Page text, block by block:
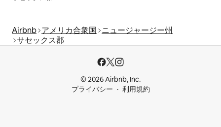
Airbnb アメリカ合衆国 ニュージャージー州
サセックス郡
© 2026 Airbnb, Inc.
プライバシー
利用規約